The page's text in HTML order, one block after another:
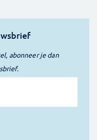
abonneer je dan